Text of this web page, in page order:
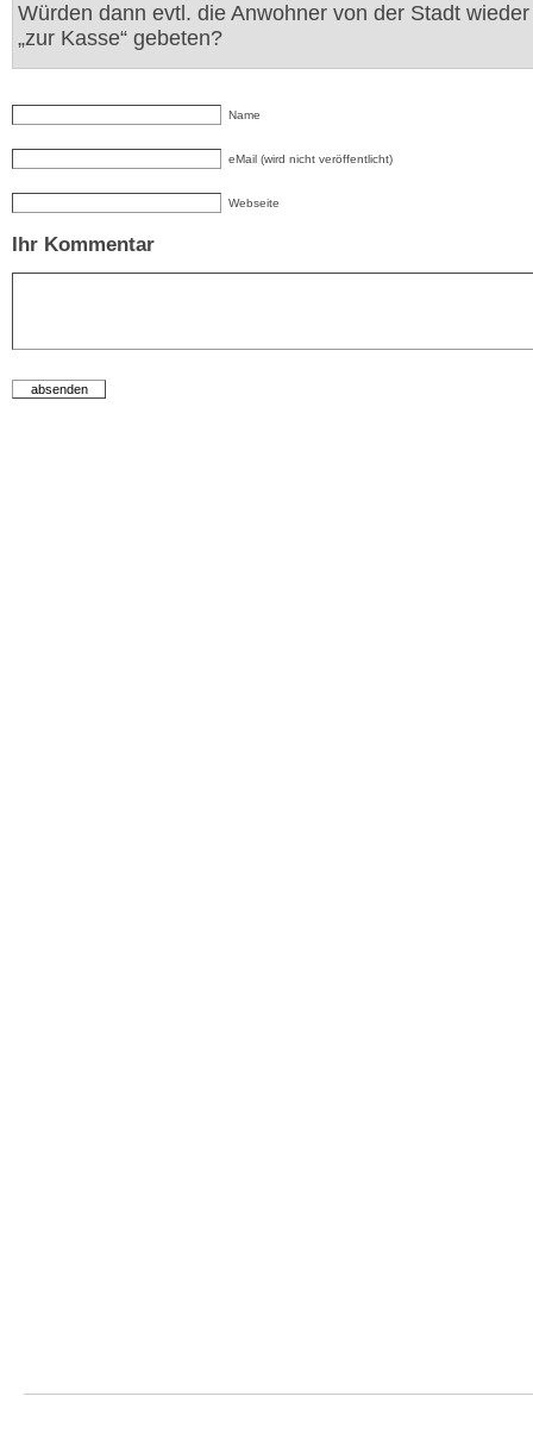
Würden dann evtl. die Anwohner von der Stadt
„zur Kasse“ gebeten?
Name
eMail (wird nicht veröffentlicht)
Webseite
Ihr Kommentar